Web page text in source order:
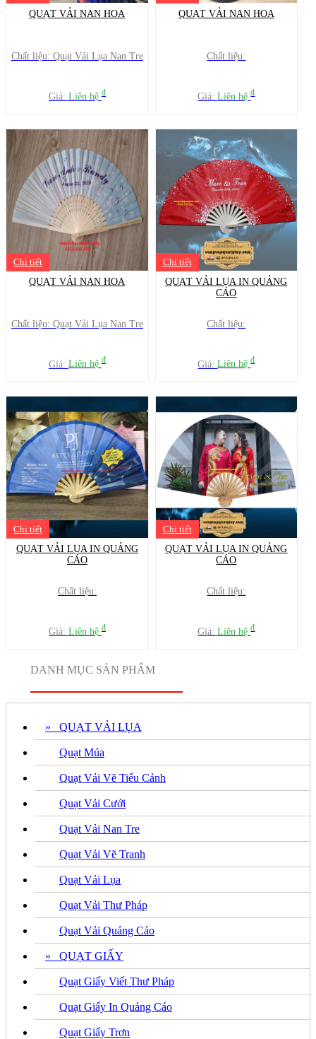
QUẠT VẢI NAN HOA
Chất liệu: Quạt Vải Lụa Nan Tre
Giá: Liên hệ đ
QUẠT VẢI NAN HOA
Chất liệu:
Giá:Liên hệđ
Chi tiết
QUẠT VẢI NAN HOA
Chất liệu: Quạt Vải Lụa Nan Tre
Giá: Liên hệ đ
Chi tiết
QUẠT VẢI LỤA IN QUẢNG
CÁO
Chất liệu:
Giá:Liên hệđ
Chi tiết
QUẠT VẢI LỤA IN QUẢNG
CÁO
Chất liệu:
Giá: Liên hệ đ
Chi tiết
QUẠT VẢI LỤA IN QUẢNG
CÁO
Chất liệu:
Giá:Liên hệđ
DANH MỤC SẢN PHẨM
» QUẠT VẢI LỤA
Quạt Múa
Quạt Vải Vẽ Tiểu Cảnh
Quạt Vải Cưới
Quạt Vải Nan Tre
Quạt Vải Vẽ Tranh
Quạt Vải Lụa
Quạt Vải Thư Pháp
Quạt Vải Quảng Cáo
» QUẠT GIẤY
Quạt Giấy Viết Thư Pháp
Quạt Giấy In Quảng Cáo
Quạt Giấy Trơn